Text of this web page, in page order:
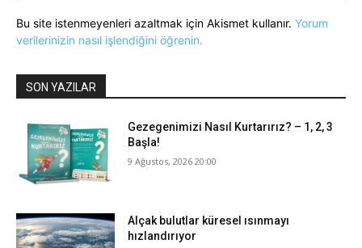
Bu site istenmeyenleri azaltmak için Akismet kullanır. Yorum
verilerinizin nasıl işlendiğini öğrenin.
SON YAZILAR
Gezegenimizi Nasıl Kurtarırız? – 1, 2, 3
Başla!
9 Ağustos, 2026 20:00
Alçak bulutlar küresel ısınmayı
hızlandırıyor